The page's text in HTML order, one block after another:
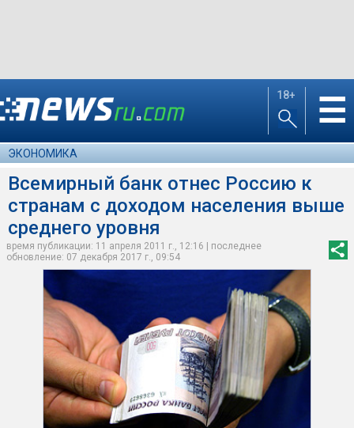
18+ ☰
ЭКОНОМИКА
Всемирный банк отнес Россию к
странам с доходом населения выше
среднего уровня
время публикации: 11 апреля 2011 г., 12:16 | последнее
обновление: 07 декабря 2017 г., 09:54